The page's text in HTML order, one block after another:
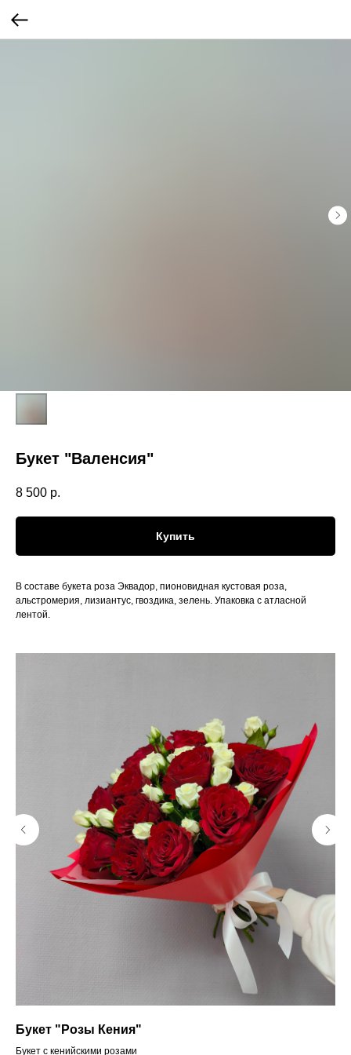
Букет "Валенсия"
8 500 р.
Купить
В составе букета роза Эквадор, пионовидная кустовая роза,
альстромерия, лизиантус, гвоздика, зелень. Упаковка с атласной
лентой.
Букет "Розы Кения"
Букет с кенийскими розами